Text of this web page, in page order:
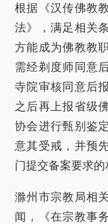
根据《汉传佛教
法》，满足相关
方能成为佛教教
需经剃度师同意
寺院审核同意后
之后再上报省级
协会进行甄别鉴
意其受戒，并预
门提交备案要求的
滁州市宗教局相
闻，《在宗教事